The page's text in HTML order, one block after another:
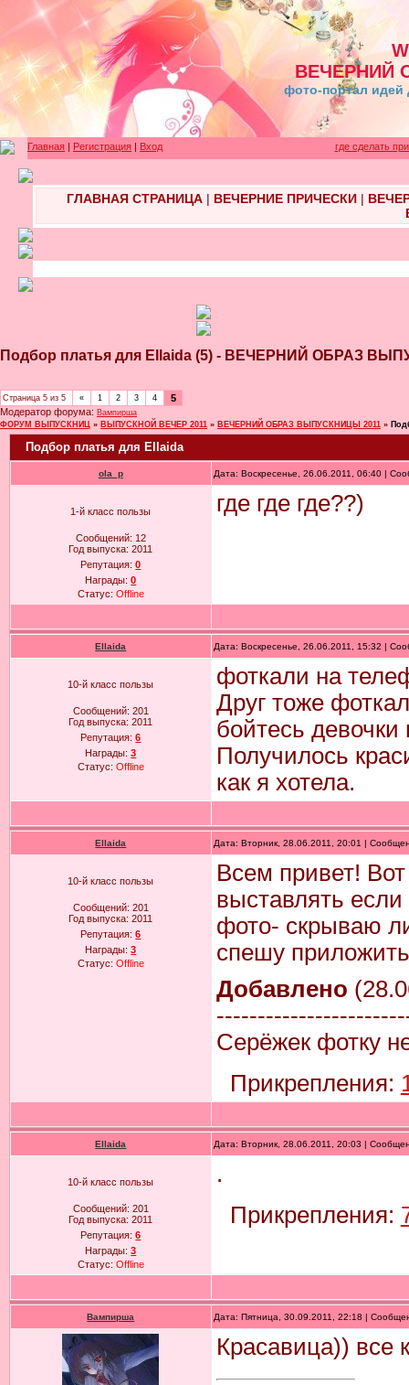
ВЕЧЕРНИЙ
фото-портал идей
Главная | Регистрация | Вход где сделать
ГЛАВНАЯ СТРАНИЦА| ВЕЧЕРНИЕ ПРИЧЕСКИ|
Подбор платья для Ellaida (5) - ВЕЧЕРНИЙ ОБРАЗ
Страница 5 из 5 « 1 2 3 4
5
Модератор форума: Вампирша
ФОРУМ ВЫПУСКНИЦ » ВЫПУСКНОЙ ВЕЧЕР 2011 » ВЕЧЕРНИЙ ОБРАЗ ВЫПУСКНИЦЫ 2011 »
Подбор платья для Ellaida
ola_p Дата: Воскресенье, 26.06.2011, 06:40 |
1-й класс пользы
Сообщений: 12
Год выпуска:2011
Репутация:0
Награды:0
Статус: Offline
где где где??)
Ellaida Дата: Воскресенье, 26.06.2011, 15:32 |
10-й класс пользы
Сообщений: 201
Год выпуска:2011
Репутация:6
Награды:3
Статус: Offline
фоткали на
Друг тоже
бойтесь
Получилось
как я хотела.
Ellaida Дата: Вторник, 28.06.2011, 20:01 |
10-й класс пользы
Сообщений: 201
Год выпуска:2011
Репутация:6
Награды:3
Статус: Offline
Всем привет!
выставлять
фото- скрываю
спешу
Добавлено
Серёжек фотку
Прикрепления:
Ellaida Дата: Вторник, 28.06.2011, 20:03 |
10-й класс пользы
Сообщений: 201
Год выпуска:2011
Репутация:6
Награды:3
Статус: Offline
.
Прикрепления:
Вампирша Дата: Пятница, 30.09.2011, 22:18 |
Красавица)) все